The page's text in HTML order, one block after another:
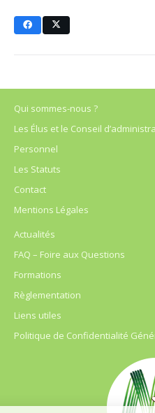
Qui sommes-nous ?
Les Élus et le Conseil
Personnel
Les Statuts
Contact
Mentions Légales
Actualités
FAQ – Foire aux Questions
Formations
Règlementation
Liens utiles
Politique de Confidentialité